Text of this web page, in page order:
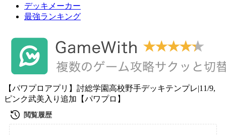
デッキメーカー
最強ランキング
【パワプロアプリ】討総学園高校野手デッキテンプレ|11/9,
ピンク武美入り追加【パワプロ】